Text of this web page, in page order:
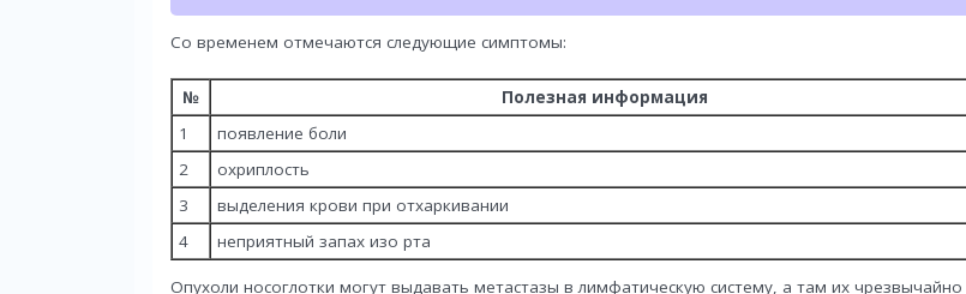
Со временем отмечаются следующие симптомы:
№
Полезная информация
1
появление боли
2
охриплость
3
выделения крови при отхаркивании
4
неприятный запах изо рта
Опухоли носоглотки могут выдавать метастазы в лимфатическую систему, а там их чрезвычайно